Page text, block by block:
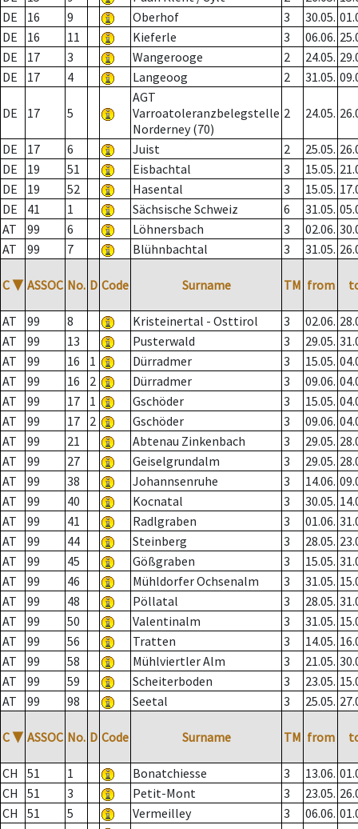
DE
16 9 Oberhof 3 30.05.
DE
16 11 Kieferle 3 06.06.
DE
17 3 Wangerooge 2 24.05.
DE
17 4 Langeoog 2 31.05.
DE 17 5
AGT
Varroatoleranzbelegstelle
Norderney (70)
2 24.05.
DE 17 6 Juist 2 25.05.
DE
19 51 Eisbachtal 3 15.05.
DE
19 52 Hasental 3 15.05.
DE
41 1 Sächsische Schweiz 6 31.05.
AT
99 6 Löhnersbach 3 02.06.
AT
99 7 Blühnbachtal 3 31.05.
C ▼ ASSOC No. D Code Surname TM from
AT 99 8 Kristeinertal - Osttirol 3 02.06.
AT
99 13 Pusterwald 3 29.05.
AT
99 16 1 Dürradmer 3 15.05.
AT
99 16 2 Dürradmer 3 09.06.
AT
99 17 1 Gschöder 3 15.05.
AT
99 17 2 Gschöder 3 09.06.
AT
99 21 Abtenau Zinkenbach 3 29.05.
AT
99 27 Geiselgrundalm 3 29.05.
AT
99 38 Johannsenruhe 3 14.06.
AT
99 40 Kocnatal 3 30.05.
AT
99 41 Radlgraben 3 01.06.
AT
99 44 Steinberg 3 28.05.
AT
99 45 Gößgraben 3 15.05.
AT
99 46 Mühldorfer Ochsenalm 3 31.05.
AT
99 48 Pöllatal 3 28.05.
AT
99 50 Valentinalm 3 31.05.
AT
99 56 Tratten 3 14.05.
AT
99 58 Mühlviertler Alm 3 21.05.
AT
99 59 Scheiterboden 3 23.05.
AT
99 98 Seetal 3 25.05.
C ▼ ASSOC No. D Code Surname TM from
CH 51 1 Bonatchiesse 3 13.06.
CH
51 3 Petit-Mont 3 23.05.
CH
51 5 Vermeilley 3 06.06.